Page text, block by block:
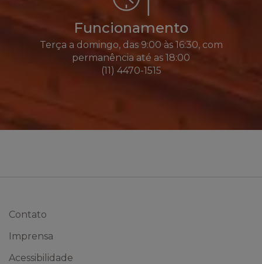
Funcionamento
Terça a domingo, das 9:00 às 16:30, com
permanência até as 18:00
(11) 4470-1515
Contato
Imprensa
Acessibilidade